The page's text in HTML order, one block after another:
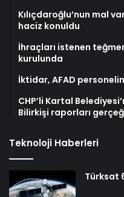
Kılıçdaroğlu’nun mal
haciz konuldu
İhraçları istenen
kurulunda
İktidar, AFAD
CHP’li Kartal
Bilirkişi raporları
Teknoloji Haberleri
Türksat